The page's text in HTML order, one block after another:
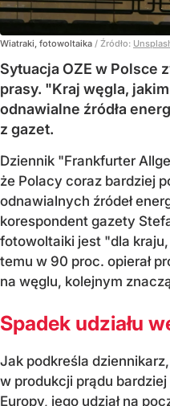
Wiatraki, fotowoltaika / Źródło:
Sytuacja OZE w Polsce
prasy. "Kraj węgla,
odnawialne źródła
z gazet.
Dziennik "Frankfurter
że Polacy coraz bardziej
odnawialnych źródeł
korespondent gazety
fotowoltaiki jest "dla
temu w 90 proc. opierał
na węglu, kolejnym
Spadek udziału
Jak podkreśla
w produkcji prądu
Europy, jego udział na